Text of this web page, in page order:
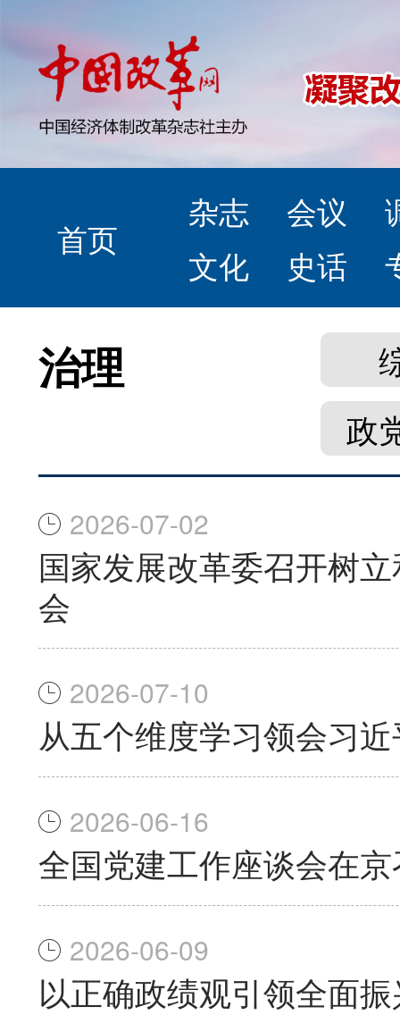
首页
杂志 会议
文化
史话
治理
政
2026-07-02
国家发展改革委召开树
会
2026-07-10
从五个维度学习领会习
2026-06-16
全国党建工作座谈会在
2026-06-09
以正确政绩观引领全面